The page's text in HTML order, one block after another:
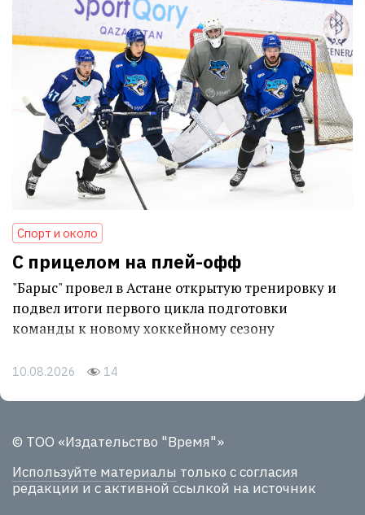
Спорт и около
С прицелом на плей-офф
"Барыс" провел в Астане открытую тренировку и
подвел итоги первого цикла подготовки
команды к новому хоккейному сезону
10.08.2026 14
© ТОО «Издательство "Время"»
Используйте материалы только с согласия
редакции и с активной ссылкой на источник